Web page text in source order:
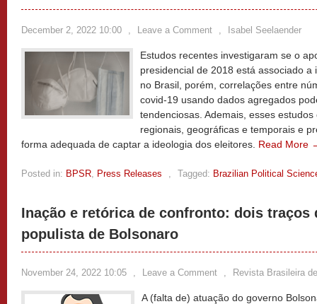
December 2, 2022 10:00 , Leave a Comment , Isabel Seelaender
Estudos recentes investigaram se o
presidencial de 2018 está associado
no Brasil, porém, correlações entre
covid-19 usando dados agregados
tendenciosas. Ademais, esses
regionais, geográficas e temporais e
forma adequada de captar a ideologia dos eleitores. Read More
Posted in: BPSR, Press Releases , Tagged: Brazilian Political
Inação e retórica de confronto: dois traços
populista de Bolsonaro
November 24, 2022 10:05 , Leave a Comment , Revista Brasileira
A (falta de) atuação do governo